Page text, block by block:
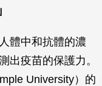
體中和抗體的濃
出疫苗的保護力。
University）的